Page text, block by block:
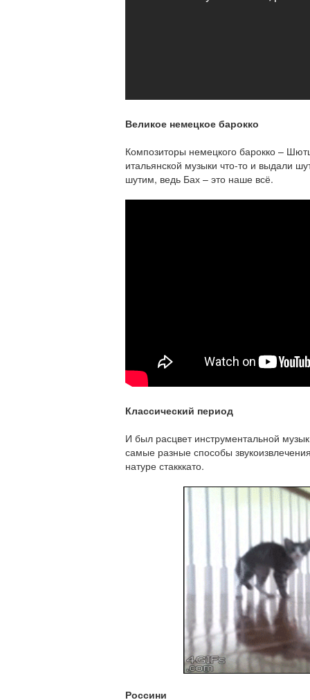
Великое немецкое барокко
Композиторы немецкого барокко –
итальянской музыки что-то и выдали
шутим, ведь Бах – это наше всё.
Классический период
И был расцвет инструментальной
самые разные способы
натуре стакккато.
Россини